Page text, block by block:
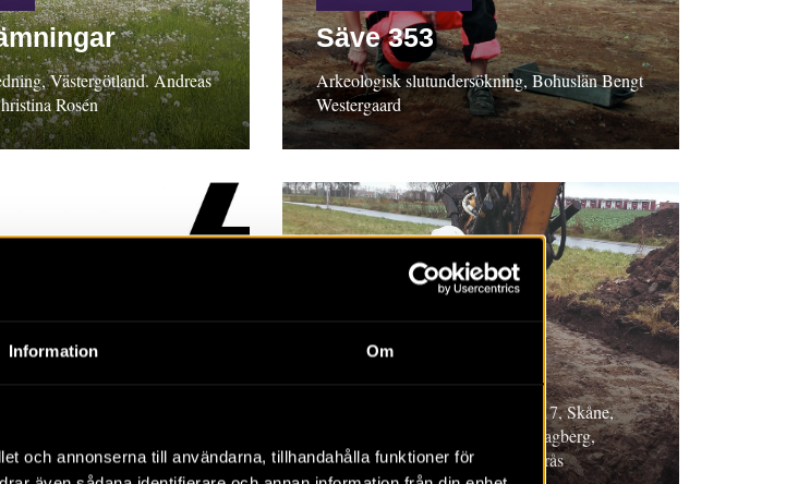
Information Om
och annonserna till användarna, tillhandahålla funktioner för
Västergötland. Andreas
Rosén
Säve 353
Arkeologisk slutundersökning, Bohuslän Bengt
Westergaard
29:8
Stångby 5:28
Arkeologisk förundersökning 2017, Skåne,
Magnus Artursson, Christoﬀer Hagberg,
Mathilda Kjällquist och Per Lagerås